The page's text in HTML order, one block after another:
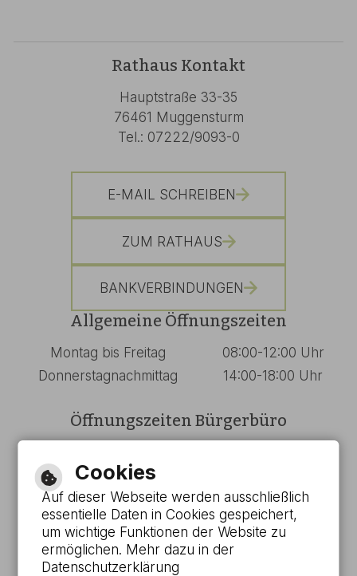
Rathaus Kontakt
Hauptstraße 33-35
76461 Muggensturm
Tel.: 07222/9093-0
E-MAIL SCHREIBEN
ZUM RATHAUS
BANKVERBINDUNGEN
Allgemeine Öffnungszeiten
Montag bis Freitag
08:00-12:00 Uhr
Donnerstagnachmittag
14:00-18:00 Uhr
Öffnungszeiten Bürgerbüro
Donnerstag
Freitag
08:00-12:00 Uhr
Barrierefreie Ansicht
Cookies
Auf dieser Webseite werden ausschließlich
essentielle Daten in Cookies gespeichert,
um wichtige Funktionen der Website zu
ermöglichen. Mehr dazu in der
Datenschutzerklärung